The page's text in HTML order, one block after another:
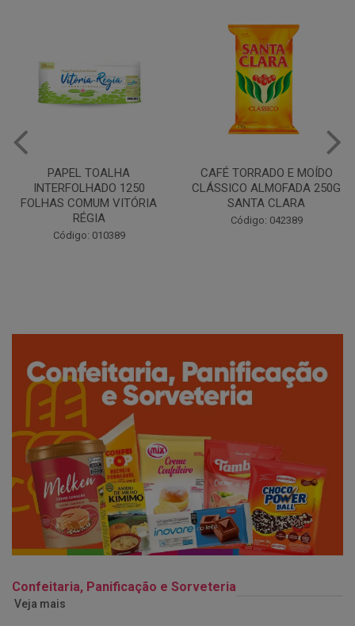
CAFÉ TORRADO E MOÍDO
CLÁSSICO ALMOFADA 250G
SANTA CLARA
Código: 042389
Copo Plástico Branco 180ml
Pacote c/100 - Cristalcopo
Código: 031413
Confeitaria, Panificação e Sorveteria
Veja mais